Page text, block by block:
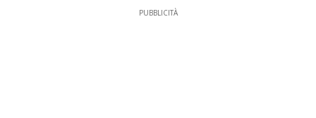
PUBBLICITÀ